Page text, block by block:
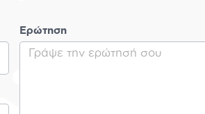
Ερώτηση